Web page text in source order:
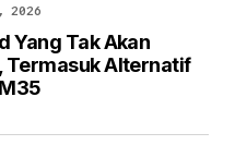
Yang Tak Akan
Termasuk Alternatif
2026